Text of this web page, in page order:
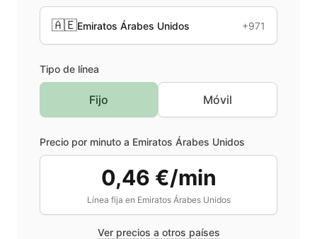
🇦🇪Emiratos Árabes Unidos +971
Tipo de línea
Fijo Móvil
Precio por minuto a Emiratos Árabes Unidos
0,46 €/min
Línea fija en Emiratos Árabes Unidos
Ver precios a otros países